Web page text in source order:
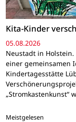
Kita-Kinder
05.08.2026
Neustadt in
einer gemeinsamen
Kindertagesstätte
„Stromkastenkunst“
Meistgelesen